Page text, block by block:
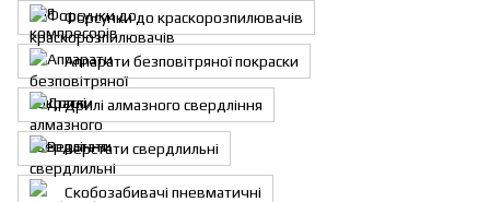
Форсунки до краскорозпилювачів
Аппарати безповітряної покраски
Дрилі алмазного свердління
Верстати свердлильні
Скобозабивачі пневматичні